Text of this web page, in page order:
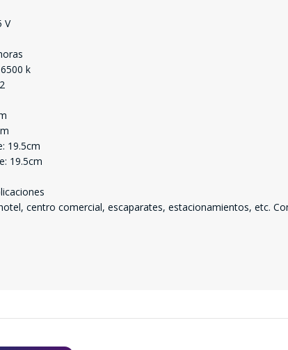
V
k
19.5cm
19.5cm
centro comercial, escaparates, estacionamientos, etc.